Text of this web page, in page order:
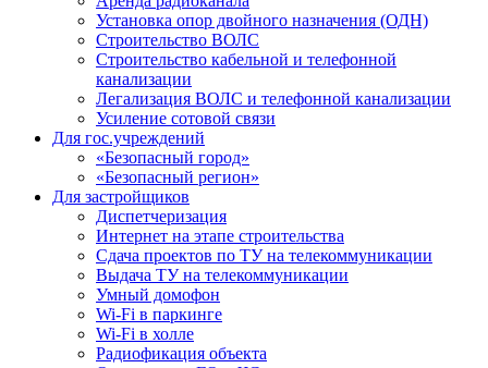
Установка опор двойного назначения (ОДН)
Строительство ВОЛС
Строительство кабельной и телефонной
канализации
Легализация ВОЛС и телефонной канализации
Усиление сотовой связи
Для гос.учреждений
«Безопасный город»
«Безопасный регион»
Для застройщиков
Диспетчеризация
Интернет на этапе строительства
Сдача проектов по ТУ на телекоммуникации
Выдача ТУ на телекоммуникации
Умный домофон
Wi-Fi в паркинге
Wi-Fi в холле
Радиофикация объекта